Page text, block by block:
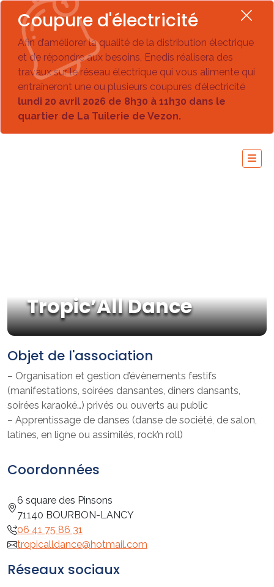
Coupure d'électricité
Afin d’améliorer la qualité de la distribution électrique
et de répondre aux besoins, Enedis réalisera des
travaux sur le réseau électrique qui vous alimente qui
entraîneront une ou plusieurs coupures d’électricité
lundi 20 avril 2026 de 8h30 à 11h30 dans le
quartier de La Tuilerie de Vezon.
Tropic’All Dance
Objet de l'association
– Organisation et gestion d’évènements festifs
(manifestations, soirées dansantes, diners dansants,
soirées karaoké…) privés ou ouverts au public
– Apprentissage de danses (danse de société, de salon,
latines, en ligne ou assimilés, rock’n roll)
Coordonnées
6 square des Pinsons
71140 BOURBON-LANCY
06 41 75 86 31
tropicalldance@hotmail.com
Réseaux sociaux